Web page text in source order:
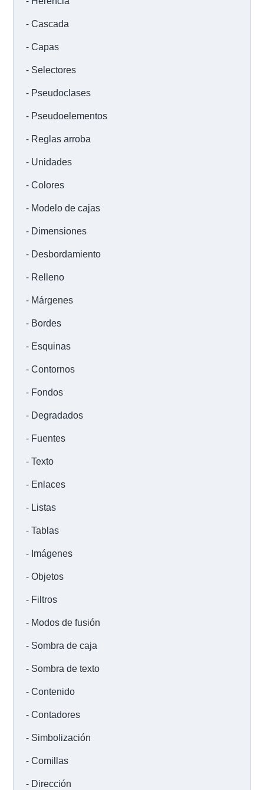
Cascada
Capas
Selectores
Pseudoclases
Pseudoelementos
Reglas arroba
Unidades
Colores
Modelo de cajas
Dimensiones
Desbordamiento
Relleno
Márgenes
Bordes
Esquinas
Contornos
Fondos
Degradados
Fuentes
Texto
Enlaces
Listas
Tablas
Imágenes
Objetos
Filtros
Modos de fusión
Sombra de caja
Sombra de texto
Contenido
Contadores
Simbolización
Comillas
Dirección